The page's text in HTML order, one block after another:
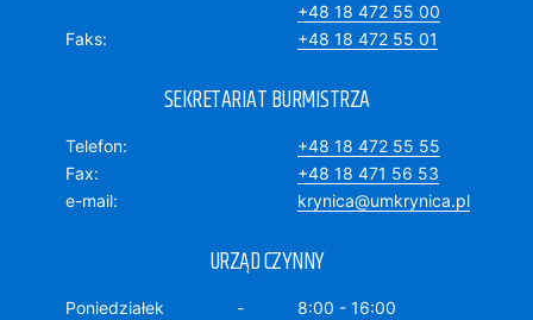
+48 18 472 55 00
Faks
+48 18 472 55 01
SEKRETARIAT BURMISTRZA
Telefon
+48 18 472 55 55
Fax
+48 18 471 56 53
e-mail
krynica@umkrynica.pl
URZĄD CZYNNY
Poniedziałek 8:00 - 16:00